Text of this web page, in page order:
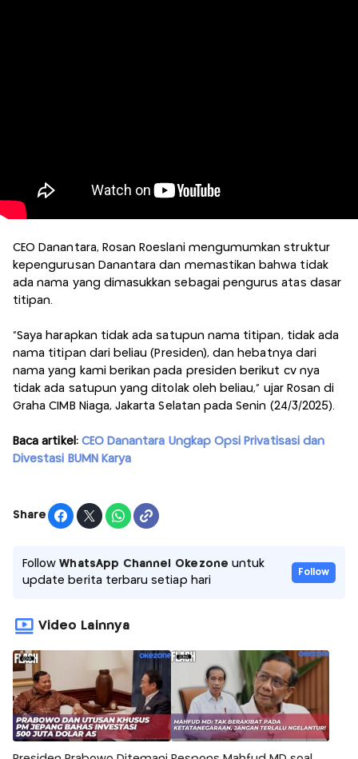
CEO Danantara, Rosan Roeslani mengumumkan struktur
kepengurusan Danantara dan memastikan bahwa tidak
ada nama yang dimasukkan sebagai pengurus atas dasar
titipan.
“Saya harapkan tidak ada satupun nama titipan, tidak ada
nama titipan dari beliau (Presiden), dan hebatnya dari
nama yang kami berikan pada presiden berikut cv nya
tidak ada satupun yang ditolak oleh beliau,” ujar Rosan di
Graha CIMB Niaga, Jakarta Selatan pada Senin (24/3/2025).
Baca artikel: CEO Danantara Ungkap Opsi Privatisasi dan
Divestasi BUMN Karya
Share
FollowWhatsApp Channel Okezone untuk
update berita terbaru setiap hari
Follow
Video Lainnya